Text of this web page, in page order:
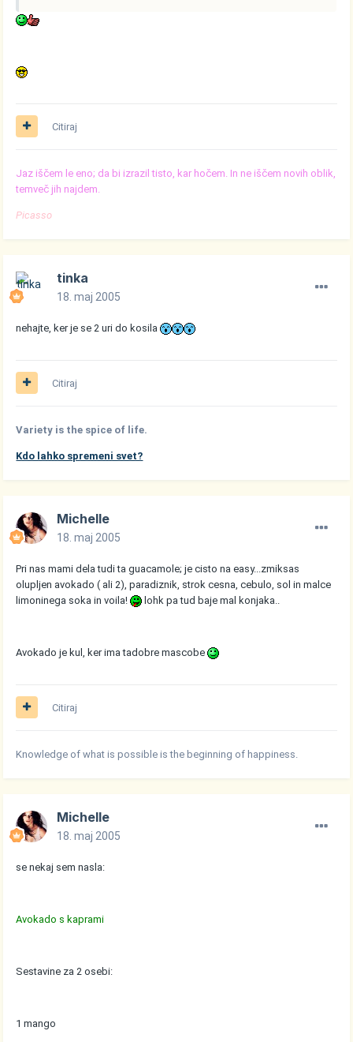
Citiraj
Jaz iščem le eno; da bi izrazil tisto, kar hočem. In ne iščem novih oblik,
temveč jih najdem.
Picasso
tinka
18. maj 2005
nehajte, ker je se 2 uri do kosila
Citiraj
Variety is the spice of life.
Kdo lahko spremeni svet?
Michelle
18. maj 2005
Pri nas mami dela tudi ta guacamole; je cisto na easy...zmiksas
olupljen avokado ( ali 2), paradiznik, strok cesna, cebulo, sol in malce
limoninega soka in voila!
lohk pa tud baje mal konjaka..
Avokado je kul, ker ima tadobre mascobe
Citiraj
Knowledge of what is possible is the beginning of happiness.
Michelle
18. maj 2005
se nekaj sem nasla:
Avokado s kaprami
Sestavine za 2 osebi:
1 mango